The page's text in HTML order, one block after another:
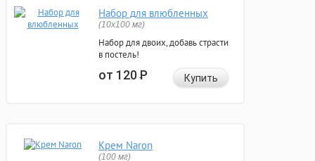
Набор для влюбленных
(10х100 мг)
Набор для двоих, добавь страсти
в постель!
от 120Р Купить
Крем Naron
(100 мг)